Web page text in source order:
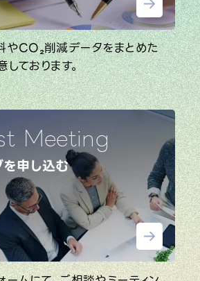
やCO₂削減データをまとめた
ております。
Meeting
を申し込む